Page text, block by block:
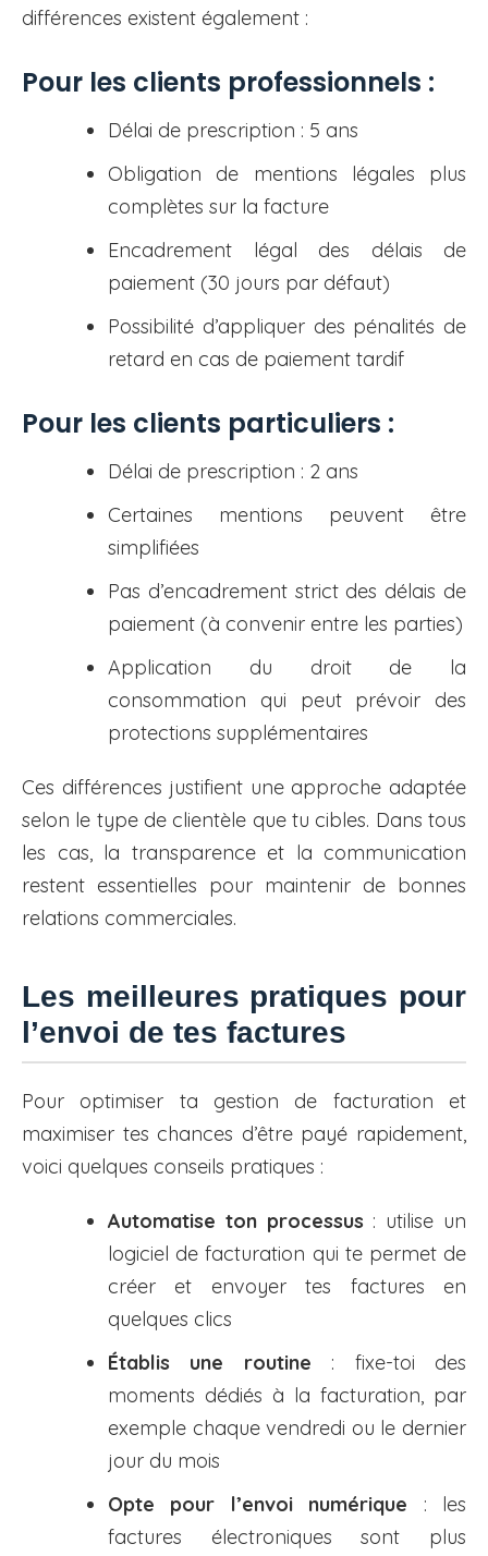
différences existent également :
Pour les clients professionnels :
Délai de prescription : 5 ans
Obligation de mentions légales plus
complètes sur la facture
Encadrement légal des délais de
paiement (30 jours par défaut)
Possibilité d’appliquer des pénalités de
retard en cas de paiement tardif
Pour les clients particuliers :
Délai de prescription : 2 ans
Certaines mentions peuvent être
simplifiées
Pas d’encadrement strict des délais de
paiement (à convenir entre les parties)
Application du droit de la
consommation qui peut prévoir des
protections supplémentaires
Ces différences justifient une approche adaptée
selon le type de clientèle que tu cibles. Dans tous
les cas, la transparence et la communication
restent essentielles pour maintenir de bonnes
relations commerciales.
Les meilleures pratiques pour
l’envoi de tes factures
Pour optimiser ta gestion de facturation et
maximiser tes chances d’être payé rapidement,
voici quelques conseils pratiques :
Automatise ton processus : utilise un
logiciel de facturation qui te permet de
créer et envoyer tes factures en
quelques clics
Établis une routine : fixe-toi des
moments dédiés à la facturation, par
exemple chaque vendredi ou le dernier
jour du mois
Opte pour l’envoi numérique : les
factures électroniques sont plus